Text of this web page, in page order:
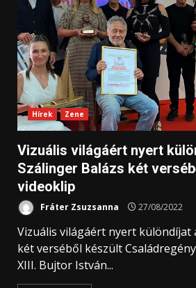
Hírek Zene
Vizuális világáért nyert
Szálinger Balázs két
videoklip
Fráter Zsuzsanna 27/08/2022
Vizuális világáért nyert különdíjat
két verséből készült
XIII. Bujtor István...